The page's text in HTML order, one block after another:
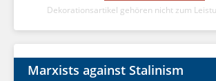
Dekorationsartikel gehören nicht zum
Marxists against Stalinism